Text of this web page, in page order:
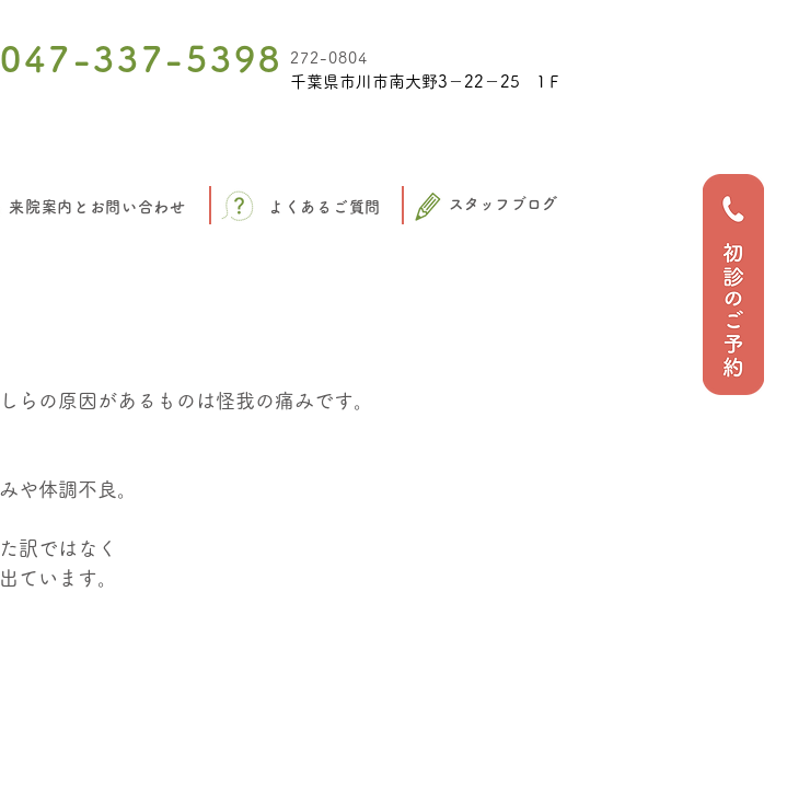
047-337-5398
千葉県市川市南大野3－22－25 1Ｆ
272-0804
来院案内とお問い合わせ よくあるご質問 スタッフブログ
らの原因があるものは怪我の痛みです。
や体調不良。
訳ではなく
ています。